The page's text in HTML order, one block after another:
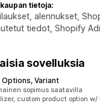
tietoja:
alennukset,
tiedot, Shopify
sovelluksia
Variant
yhteensäsopimus saatavilla
custom product option